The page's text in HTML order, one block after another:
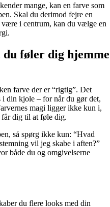
mange, kan en farve som
Skal du derimod fejre en
i centrum, kan du vælge en
føler dig hjemme
farve der er “rigtig”. Det
din kjole – for når du gør det,
magi ligger ikke kun i,
får dig til at føle dig.
så spørg ikke kun: “Hvad
vil jeg skabe i aften?”
både du og omgivelserne
du flere looks med din